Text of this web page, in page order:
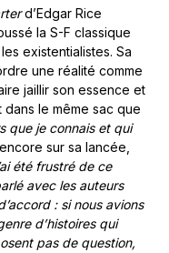
d’Edgar Rice
la S-F classique
existentialistes. Sa
une réalité comme
jaillir son essence et
le même sac que
que je connais et qui
sur sa lancée,
été frustré de ce
avec les auteurs
: si nous avions
d’histoires qui
pas de question,